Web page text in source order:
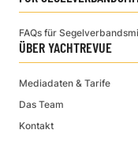
FAQs für
ÜBER YACHTREVUE
Mediadaten & Tarife
Das Team
Kontakt